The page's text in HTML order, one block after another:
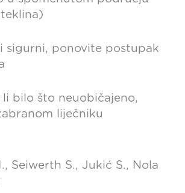
sigurni, ponovite postupak
bilo što neuobičajeno,
liječniku
Seiwerth S., Jukić S., Nola